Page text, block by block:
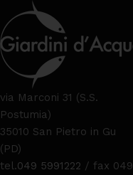
via Marconi 31 (S.S.
Postumia)
35010 San Pietro in Gu
(PD)
tel.049 5991222 / fax 049